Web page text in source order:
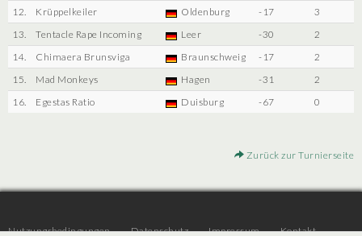
12.
Krüppelkeiler Oldenburg -17
3
13.
Tentacle Rape Incoming Leer -30
2
14.
Chimaera Brunsviga Braunschweig -17
2
15.
Mad Monkeys Hagen -31
2
16.
Egestas Ratio Duisburg -67 0
Zurück zur Turnierseite
Nutzungsbedingungen Datenschutz Impressum Kontakt